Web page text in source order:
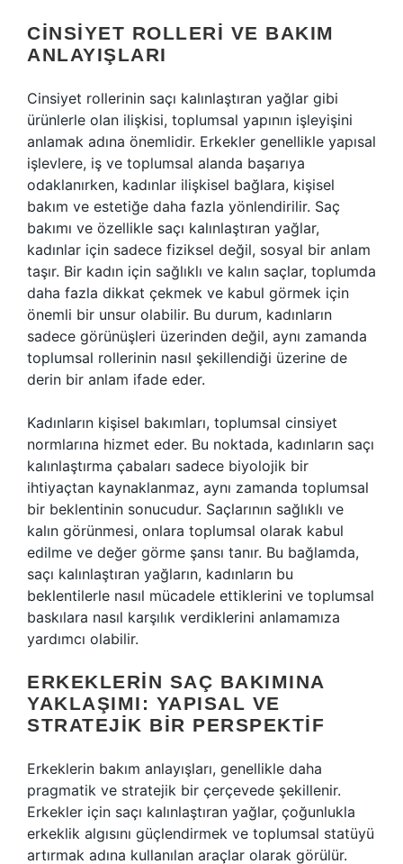
CINSIYET ROLLERI VE BAKIM
ANLAYIŞLARI
Cinsiyet rollerinin saçı kalınlaştıran yağlar gibi
ürünlerle olan ilişkisi, toplumsal yapının işleyişini
anlamak adına önemlidir. Erkekler genellikle yapısal
işlevlere, iş ve toplumsal alanda başarıya
odaklanırken, kadınlar ilişkisel bağlara, kişisel
bakım ve estetiğe daha fazla yönlendirilir. Saç
bakımı ve özellikle saçı kalınlaştıran yağlar,
kadınlar için sadece fiziksel değil, sosyal bir anlam
taşır. Bir kadın için sağlıklı ve kalın saçlar, toplumda
daha fazla dikkat çekmek ve kabul görmek için
önemli bir unsur olabilir. Bu durum, kadınların
sadece görünüşleri üzerinden değil, aynı zamanda
toplumsal rollerinin nasıl şekillendiği üzerine de
derin bir anlam ifade eder.
Kadınların kişisel bakımları, toplumsal cinsiyet
normlarına hizmet eder. Bu noktada, kadınların saçı
kalınlaştırma çabaları sadece biyolojik bir
ihtiyaçtan kaynaklanmaz, aynı zamanda toplumsal
bir beklentinin sonucudur. Saçlarının sağlıklı ve
kalın görünmesi, onlara toplumsal olarak kabul
edilme ve değer görme şansı tanır. Bu bağlamda,
saçı kalınlaştıran yağların, kadınların bu
beklentilerle nasıl mücadele ettiklerini ve toplumsal
baskılara nasıl karşılık verdiklerini anlamamıza
yardımcı olabilir.
ERKEKLERIN SAÇ BAKIMINA
YAKLAŞIMI: YAPISAL VE
STRATEJIK BIR PERSPEKTIF
Erkeklerin bakım anlayışları, genellikle daha
pragmatik ve stratejik bir çerçevede şekillenir.
Erkekler için saçı kalınlaştıran yağlar, çoğunlukla
erkeklik algısını güçlendirmek ve toplumsal statüyü
artırmak adına kullanılan araçlar olarak görülür.